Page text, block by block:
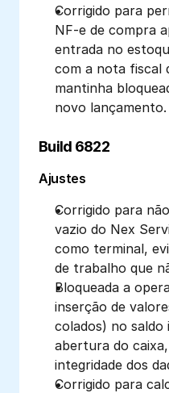
Corrigido para
NF-e de compra
entrada no
com a nota fiscal
mantinha
novo lançamento.
Build 6822
Ajustes
Corrigido para
vazio do Nex
como terminal,
de trabalho que
Bloqueada a
inserção de
colados) no saldo
abertura do
integridade dos
Corrigido para